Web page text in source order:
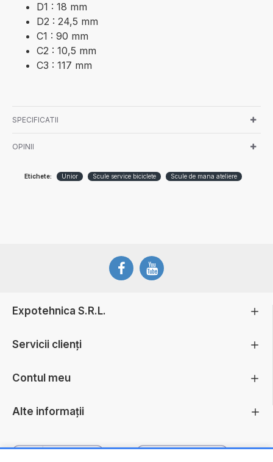
D1 : 18 mm
D2 : 24,5 mm
C1 : 90 mm
C2 : 10,5 mm
C3 : 117 mm
SPECIFICATII
OPINII
Etichete: Unior Scule service biciclete Scule de mana ateliere
Expotehnica S.R.L.
Servicii clienți
Contul meu
Alte informații